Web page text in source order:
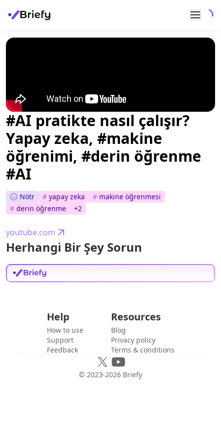
#AI pratikte nasıl çalışır?
Yapay zeka, #makine
öğrenimi, #derin öğrenme
#AI
Nötr # yapay zeka # makine öğrenmesi
# derin öğrenme +2
youtube.com
Herhangi Bir Şey Sorun
Help
How to use
Support
Feedback
Resources
Blog
Privacy policy
Terms & conditions
© 2023-2026 Briefy